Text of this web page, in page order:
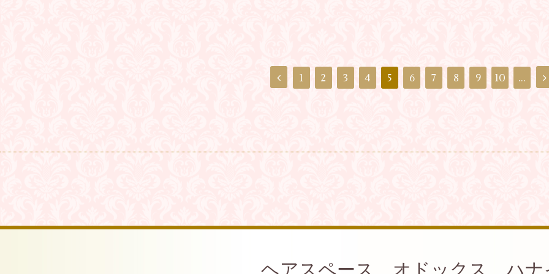
1 2 3 4 5 6 7 8 9 10 ...